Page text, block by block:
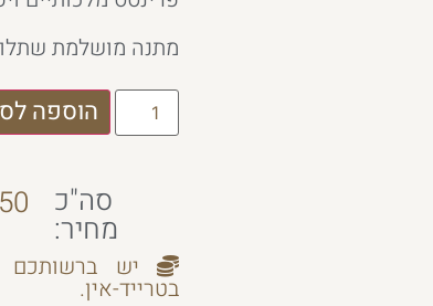
מתנה מושלמת
הוספה
סה"כ
מחיר:
יש ברשותכם
בטרייד-אין.